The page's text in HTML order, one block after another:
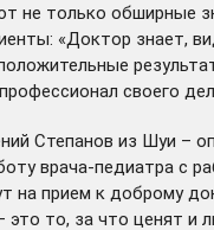
не только обширные
«Доктор знает,
своего
Степанов из Шуи –
врача-педиатра с
прием к доброму
то, за что ценят